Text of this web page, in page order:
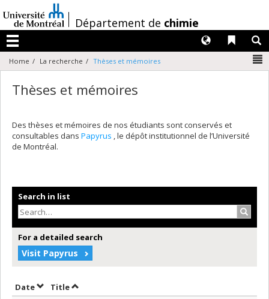
au
contenu
/Département de chimie
Menu
Liens
Langues
Home La recherche Thèses et mémoires
Thèses et mémoires
Des thèses et mémoires de nos étudiants sont conservés et
consultables dans Papyrus , le dépôt institutionnel de l’Université
de Montréal.
Search in list
For a detailed search
Visit Papyrus
DateSort by date in descending order
TitleSort by title in descending order